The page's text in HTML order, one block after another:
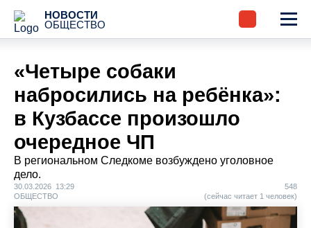
НОВОСТИ
ОБЩЕСТВО
«Четыре собаки
набросились на ребёнка»:
в Кузбассе произошло
очередное ЧП
В региональном Следкоме возбуждено уголовное
дело.
30.03.2026 13:29
ОБЩЕСТВО
548
(сейчас читает 1 человек)